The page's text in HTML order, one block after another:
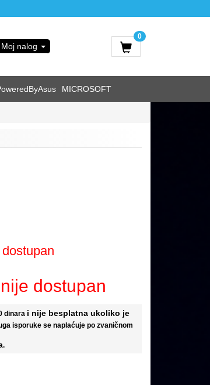
nalog
0
MICROSOFT
dostupan
dinara i nije besplatna ukoliko je
isporuke se naplaćuje po zvaničnom